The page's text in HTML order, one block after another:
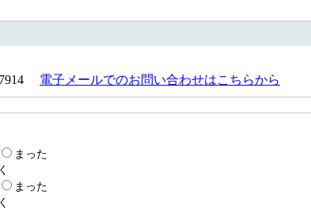
7914 電子メールでのお問い合わせはこちらから
まった
く
まった
く